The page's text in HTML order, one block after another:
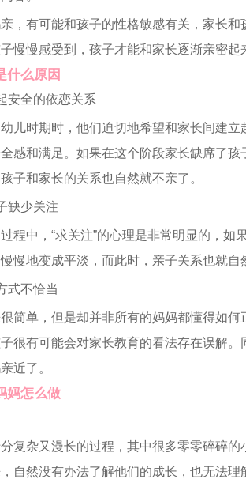
，有可能和孩子的性格敏感有关，家长
慢慢感受到，孩子才能和家长逐渐亲密起
什么原因
安全的依恋关系
儿时期时，他们迫切地希望和家长间建
感和满足。如果在这个阶段家长缺席了孩
子和家长的关系也自然就不亲了。
缺少关注
程中，“求关注”的心理是非常明显的，
慢地变成平淡，而此时，亲子关系也就自
式不恰当
简单，但是却并非所有的妈妈都懂得如
很有可能会对家长教育的看法存在误解
近了。
妈怎么做
复杂又漫长的过程，其中很多零零碎碎
自然没有办法了解他们的成长，也无法理